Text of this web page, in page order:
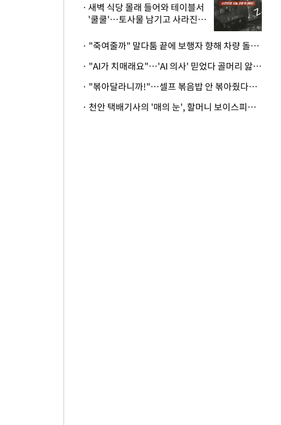
새벽 식당 몰래 들어와 테이블서
'쿨쿨'…토사물 남기고 사라진 남
· "죽여줄까" 말다툼 끝에 보행자 향해 차량 돌진…50대 여성 중상
· "AI가 치매래요"…'AI 의사' 믿었다 골머리 앓는 美 의료계 '경고'
· "볶아달라니까!"…셀프 볶음밥 안 볶아줬다고 사장 폭행한 손님
· 천안 택배기사의 '매의 눈', 할머니 보이스피싱 피해 막아